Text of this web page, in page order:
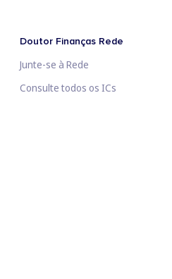
Doutor Finanças Rede
Junte-se à Rede
Consulte todos os ICs